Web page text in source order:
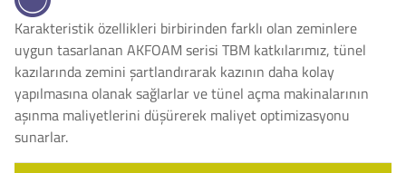
Karakteristik özellikleri birbirinden farklı olan zeminlere
uygun tasarlanan AKFOAM serisi TBM katkılarımız, tünel
kazılarında zemini şartlandırarak kazının daha kolay
yapılmasına olanak sağlarlar ve tünel açma makinalarının
aşınma maliyetlerini düşürerek maliyet optimizasyonu
sunarlar.